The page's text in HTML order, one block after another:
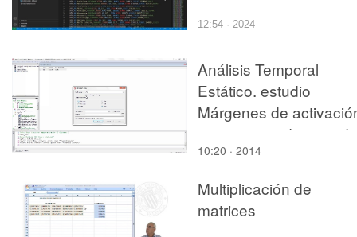
12:54 · 2024
Análisis Temporal
Estático. estudio
Márgenes de
con puertos de entrada
10:20 · 2014
Multiplicación de
matrices